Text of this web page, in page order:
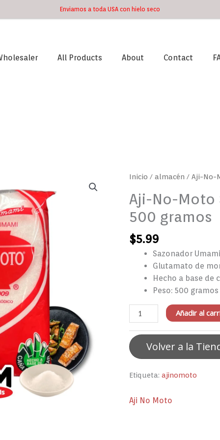
Enviamos a toda USA con hielo seco
All Products About Contact
Inicio /almacén / Aji-No-
Aji-No-Moto
500 gramos
$5.99
Sazonador Umami
Glutamato de
Hecho a base de
Peso: 500 gramos
Aji-
Moto
Sazonador
500
gramos
cantidad
Añadir al
Volver a la
Etiqueta:ajinomoto
Aji No Moto